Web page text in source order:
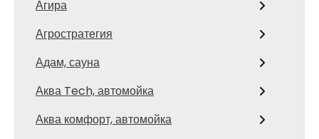
Агира
Агростратегия
Адам, сауна
Аква Tech, автомойка
Аква комфорт, автомойка